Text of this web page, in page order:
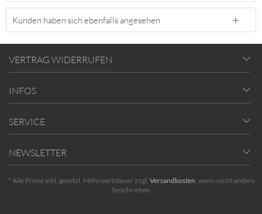
Kunden haben sich ebenfalls angesehen
VERTRAG WIDERRUFEN
INFOS
SERVICE
NEWSLETTER
* Alle Preise inkl. gesetzl. Mehrwertsteuer zzgl. Versandkosten, wenn nicht anders
beschrieben